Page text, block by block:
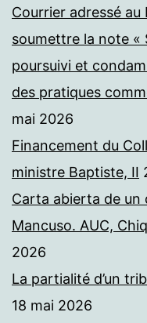
Courrier adressé au
soumettre la note «
poursuivi et
des pratiques
mai 2026
Financement du
ministre Baptiste, II
Carta abierta de un
Mancuso. AUC,
2026
La partialité d’un
18 mai 2026